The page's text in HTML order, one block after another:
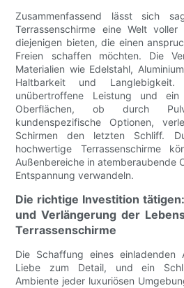
Zusammenfassend lässt sich
Terrassenschirme eine Welt
diejenigen bieten, die einen
Freien schaffen möchten. Die
Materialien wie Edelstahl,
Haltbarkeit und Langlebigkeit.
unübertroffene Leistung und
Oberflächen, ob durch
kundenspezifische Optionen,
Schirmen den letzten Schliff.
hochwertige Terrassenschirme
Außenbereiche in atemberaubende
Entspannung verwandeln.
Die richtige Investition
und Verlängerung der
Terrassenschirme
Die Schaffung eines einladenden
Liebe zum Detail, und ein
Ambiente jeder luxuriösen